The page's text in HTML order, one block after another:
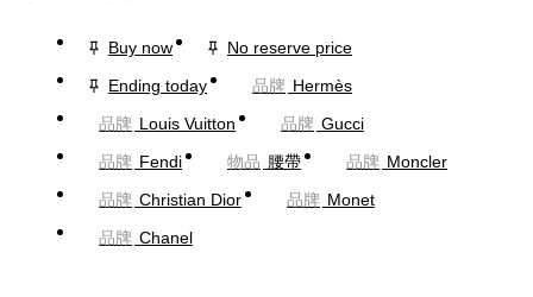
Buy now
No reserve price
Ending today
品牌 Hermès
品牌 Louis Vuitton 品牌 Gucci
品牌 Fendi 物品 腰帶 品牌 Moncler
品牌 Christian Dior 品牌 Monet
品牌 Chanel